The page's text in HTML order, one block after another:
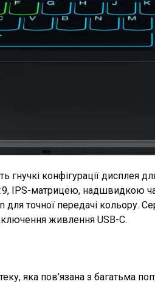
гнучкі конфігурації
IPS-матрицею, надшвидкою
для точної передачі
живлення USB-C.
яка пов’язана з багатьма